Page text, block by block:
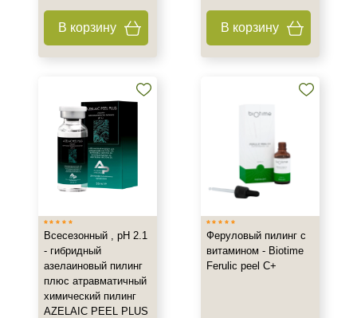
Класс косметики
Тип кожи
Все типы кожи
Сухая
Чувствительная
Действие
Очищение
Назначение против
В корзину В корзину
Всесезонный , рН 2.1
- гибридный
азелаиновый пилинг
плюс атравматичный
химический пилинг
AZELAIC PEEL PLUS
Феруловый пилинг с
витамином - Biotime
Ferulic peel C+